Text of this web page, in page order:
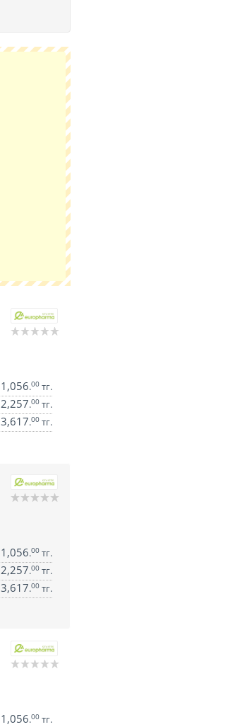
1,056.00тг.
2,257.00тг.
3,617.00тг.
1,056.00тг.
2,257.00тг.
3,617.00тг.
1,056.00тг.